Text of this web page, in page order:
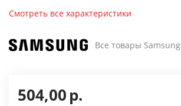
Смотреть все характеристики
Все товары Samsung
504,00р.